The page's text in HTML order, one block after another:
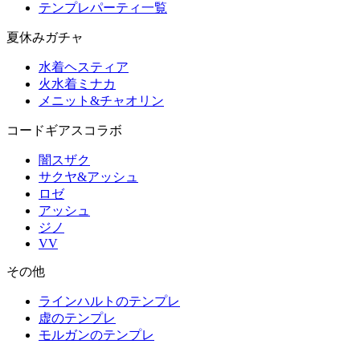
テンプレパーティ一覧
夏休みガチャ
水着ヘスティア
火水着ミナカ
メニット&チャオリン
コードギアスコラボ
闇スザク
サクヤ&アッシュ
ロゼ
アッシュ
ジノ
VV
その他
ラインハルトのテンプレ
虚のテンプレ
モルガンのテンプレ